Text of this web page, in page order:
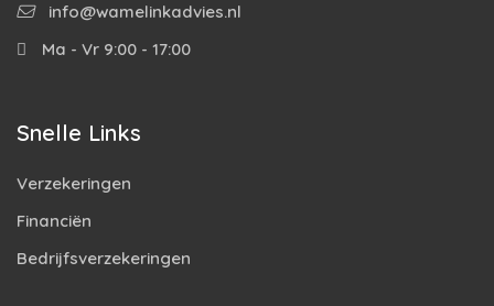
info@wamelinkadvies.nl
Ma - Vr 9:00 - 17:00
Snelle Links
Verzekeringen
Financiën
Bedrijfsverzekeringen